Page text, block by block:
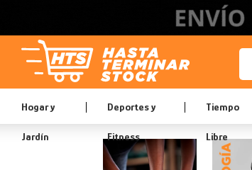
Hogar y
Jardín
Deportes y
Fitness
Tiempo
Libre